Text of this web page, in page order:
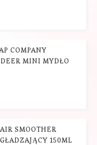
COMPANY
MINI MYDŁO
SMOOTHER
150ML